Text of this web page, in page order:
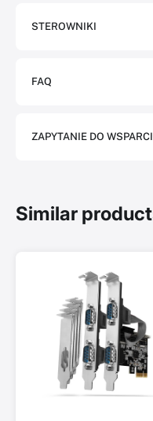
STEROWNIKI
FAQ
ZAPYTANIE DO
Similar